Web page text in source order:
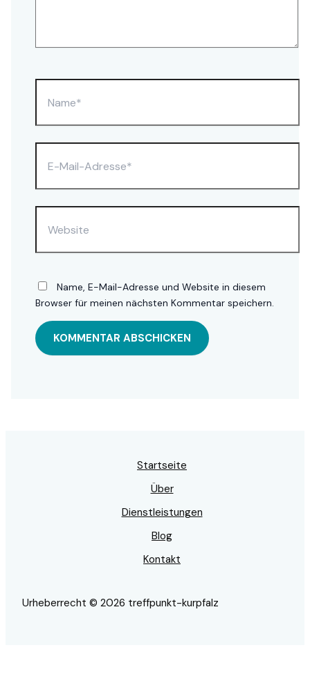
Mail-
Name, E-Mail-Adresse und Website in diesem
Browser für meinen nächsten Kommentar speichern.
Startseite
Über
Dienstleistungen
Blog
Kontakt
Urheberrecht © 2026 treffpunkt-kurpfalz